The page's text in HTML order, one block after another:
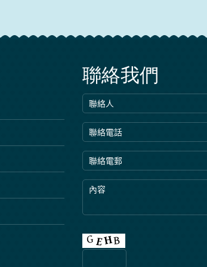
聯絡我們